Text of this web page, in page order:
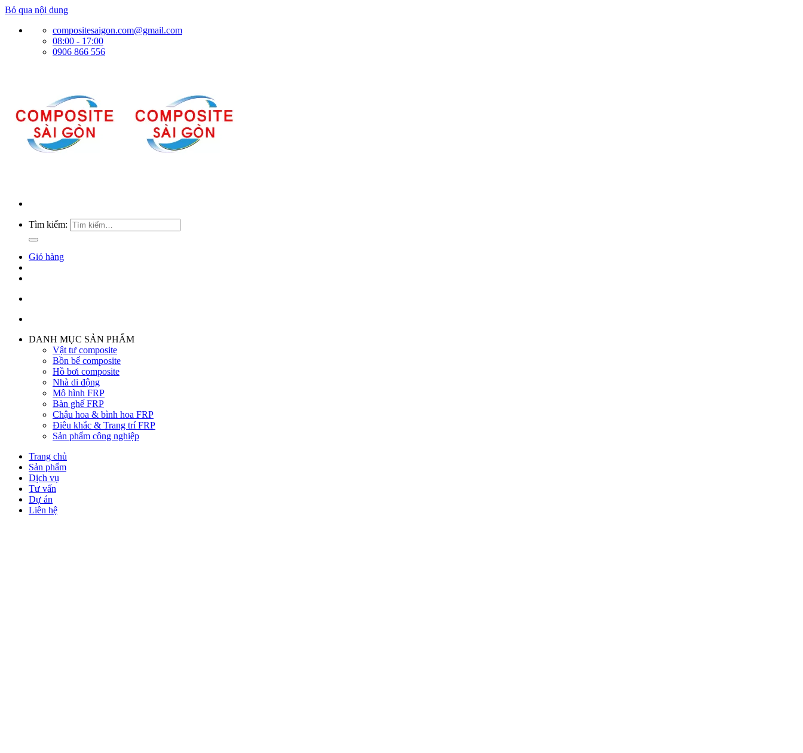
Bỏ qua nội dung
compositesaigon.com@gmail.com
08:00 - 17:00
0906 866 556
Tìm kiếm:
Giỏ hàng
DANH MỤC SẢN PHẨM
Vật tư composite
Bồn bể composite
Hồ bơi composite
Nhà di động
Mô hình FRP
Bàn ghế FRP
Chậu hoa & bình hoa FRP
Điêu khắc & Trang trí FRP
Sản phẩm công nghiệp
Trang chủ
Sản phẩm
Dịch vụ
Tư vấn
Dự án
Liên hệ